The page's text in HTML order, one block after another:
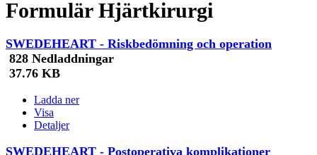
Formulär Hjärtkirurgi
SWEDEHEART - Riskbedömning och operation
828 Nedladdningar
37.76 KB
Ladda ner
Visa
Detaljer
SWEDEHEART - Postoperativa komplikationer